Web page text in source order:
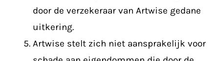
door de verzekeraar van Artwise gedane
uitkering.
Artwise stelt zich niet aansprakelijk voor